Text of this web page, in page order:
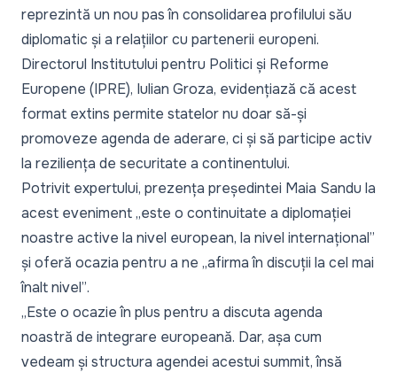
reprezintă un nou pas în consolidarea profilului său
diplomatic și a relațiilor cu partenerii europeni.
Directorul Institutului pentru Politici și Reforme
Europene (IPRE), Iulian Groza, evidențiază că acest
format extins permite statelor nu doar să-și
promoveze agenda de aderare, ci și să participe activ
la reziliența de securitate a continentului.
Potrivit expertului, prezența președintei Maia Sandu la
acest eveniment„este o continuitate a diplomației
noastre active la nivel european, la nivel internațional”
și oferă ocazia pentru a ne „afirma în discuții la cel mai
înalt nivel”.
„Este o ocazie în plus pentru a discuta agenda
noastră de integrare europeană. Dar, așa cum
vedeam și structura agendei acestui summit, însă